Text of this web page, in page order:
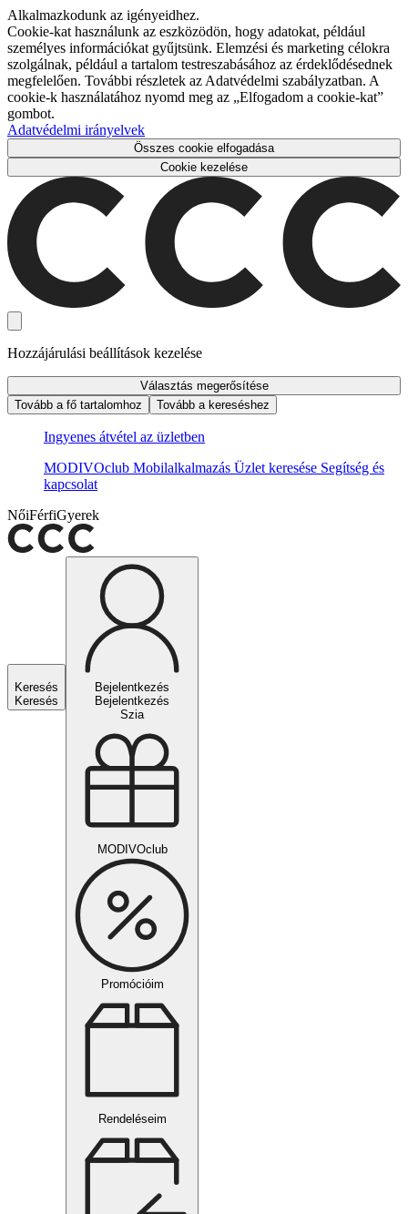
Alkalmazkodunk az igényeidhez.
Cookie-kat használunk az eszközödön, hogy adatokat, például
személyes információkat gyűjtsünk. Elemzési és marketing célokra
szolgálnak, például a tartalom testreszabásához az érdeklődésednek
megfelelően. További részletek az Adatvédelmi szabályzatban. A
cookie-k használatához nyomd meg az „Elfogadom a cookie-kat”
gombot.
Adatvédelmi irányelvek
Összes cookie elfogadása
Cookie kezelése
Hozzájárulási beállítások kezelése
Választás megerősítése
Tovább a fő tartalomhoz
Tovább a kereséshez
Ingyenes átvétel az üzletben
MODIVOclub Mobilalkalmazás Üzlet keresése Segítség és
kapcsolat
NőiFérfiGyerek
Keresés
Keresés
Bejelentkezés
Bejelentkezés
Szia
MODIVOclub
Promócióim
Rendeléseim